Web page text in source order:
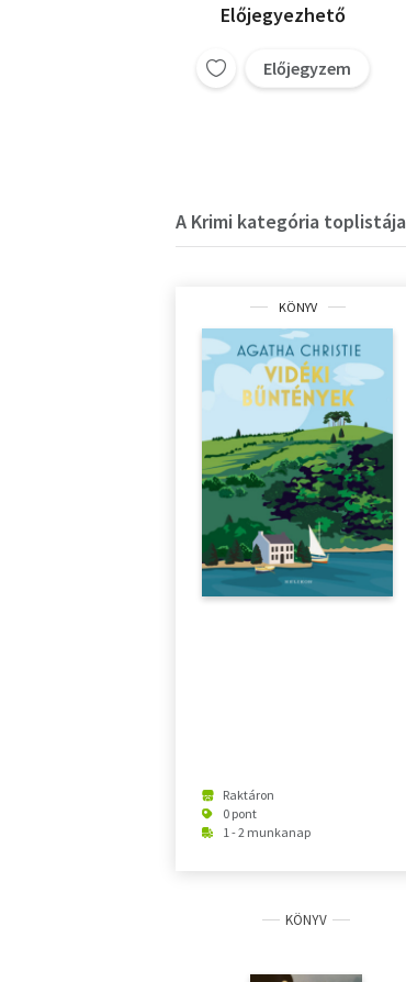
Előjegyezhető
Előjegyzem
A Krimi kategória toplistája
KÖNYV
Raktáron
0 pont
1 - 2 munkanap
KÖNYV